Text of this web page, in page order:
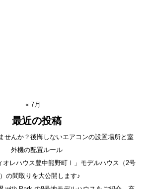
« 7月
最近の投稿
せんか？後悔しないエアコンの設置場所と室
外機の配置ルール
オレハウス豊中熊野町Ⅰ」モデルハウス（2号
の間取りを大公開します♪